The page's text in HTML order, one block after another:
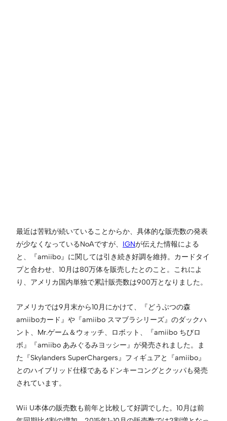
最近は苦戦が続いていることからか、具体的な販売数の発表
が少なくなっているNoAですが、 IGNが伝えた情報による
と、『amiibo』に関しては引き続き好調を維持。カードタイ
プと合わせ、10月は80万体を販売したとのこと。これによ
り、アメリカ国内単独で累計販売数は900万となりました。
アメリカでは9月末から10月にかけて、『どうぶつの森
amiiboカード』や『amiibo スマブラシリーズ』のダックハ
ント、Mr.ゲーム＆ウォッチ、ロボット、『amiibo ちびロ
ボ』『amiibo あみぐるみヨッシー』が発売されました。ま
た『Skylanders SuperChargers』フィギュアと『amiibo』
とのハイブリッド仕様であるドンキーコングとクッパも発売
されています。
Wii U本体の販売数も前年と比較して好調でした。10月は前